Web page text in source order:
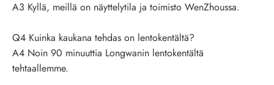
A3 Kyllä, meillä on näyttelytila ​​ja toimisto WenZhoussa.
Q4 Kuinka kaukana tehdas on lentokentältä?
A4 Noin 90 minuuttia Longwanin lentokentältä
tehtaallemme.